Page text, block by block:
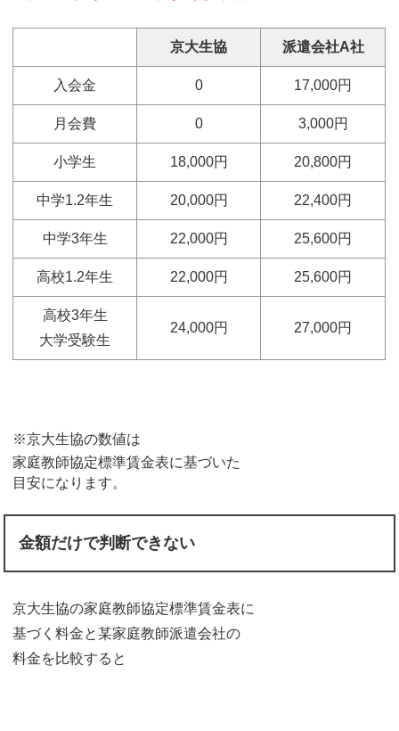
京大生協 派遣会社A社
入会金 0 17,000円
月会費 0 3,000円
小学生 18,000円 20,800円
中学1.2年生 20,000円 22,400円
中学3年生 22,000円 25,600円
高校1.2年生 22,000円 25,600円
高校3年生
大学受験生
24,000円 27,000円
※京大生協の数値は
家庭教師協定標準賃金表に基づいた
目安になります。
金額だけで判断できない
京大生協の家庭教師協定標準賃金表に
基づく料金と某家庭教師派遣会社の
料金を比較すると